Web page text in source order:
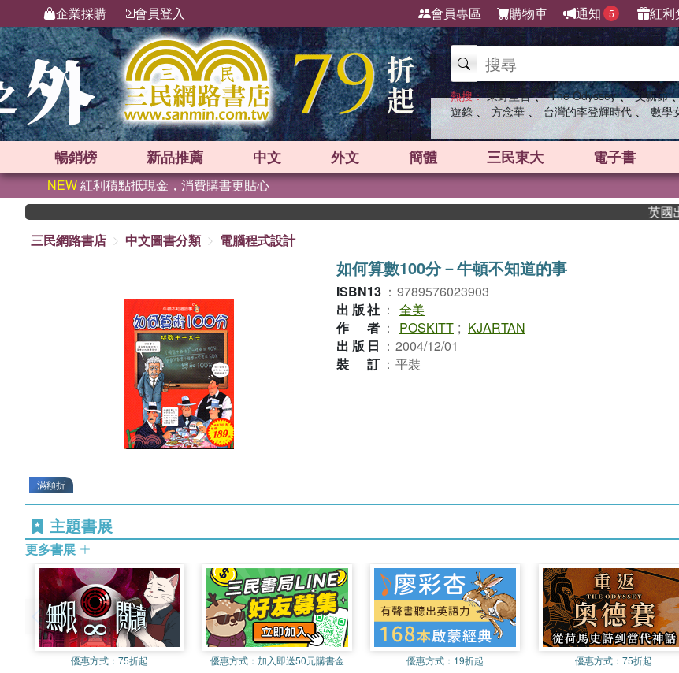
企業採購 會員登入 會員專區 購物車 通知 5 紅利
熱搜： 東野圭吾 、 The Odyssey 、 父親節
遊錄 、 方念華 、 台灣的李登輝時代 、 數學
暢銷榜 新品推薦 中文 外文 簡體 三民東大 電子書
NEW紅利積點抵現金，消費購書更貼心
英國出
三民網路書店
中文圖書分類 電腦程式設計
滿額折
如何算數100分－牛頓不知道的事
ISBN13 ： 9789576023903
出版社 ： 全美
作者 ： POSKITT ; KJARTAN
出版日 ： 2004/12/01
裝訂 ： 平裝
主題書展
更多書展
優惠方式： 75折起 優惠方式： 加入即送50元購書金 優惠方式： 19折起 優惠方式： 75折起